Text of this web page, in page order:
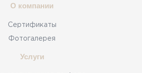
О компании
Сертификаты
Фотогалерея
Услуги